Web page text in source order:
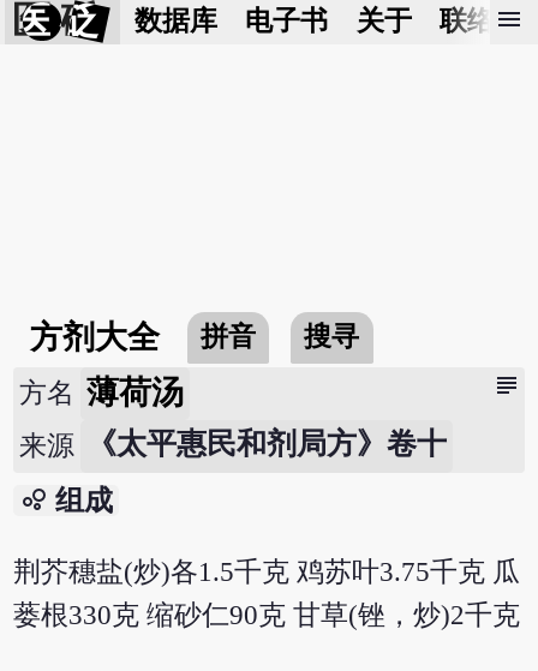
医 砭 数据库 电子书 关于 联络我
menu
方剂大全 拼音 搜寻
subject
方名 薄荷汤
来源 《太平惠民和剂局方》卷十
bubble_chart 组成
荆芥穗盐(炒)各1.5千克 鸡苏叶3.75千克 瓜
蒌根330克 缩砂仁90克 甘草(锉，炒)2千克